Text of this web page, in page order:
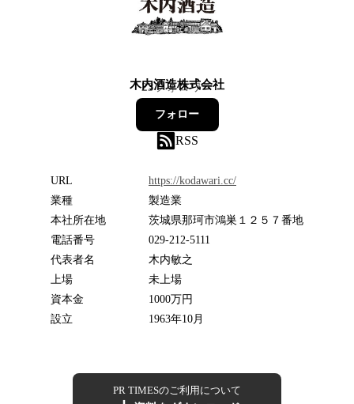
木内酒造株式会社
23フォロワー
フォロー
RSS
URL
https://kodawari.cc/
業種
製造業
本社所在地
茨城県那珂市鴻巣１２５７番地
電話番号
029-212-5111
代表者名
木内敏之
上場
未上場
資本金
1000万円
設立
1963年10月
PR TIMESのご利用について